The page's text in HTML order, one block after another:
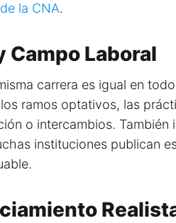
la CNA.
Campo Laboral
carrera es igual en
ramos optativos, las
o intercambios. También
instituciones publican